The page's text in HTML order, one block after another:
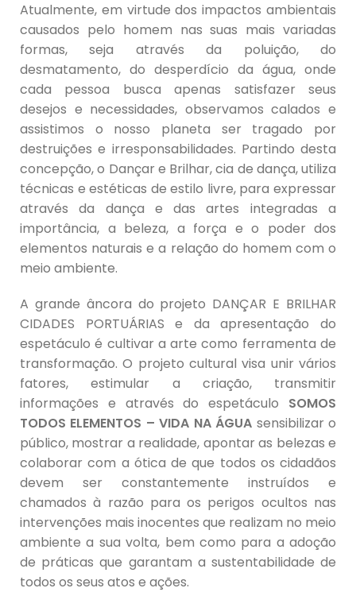
Atualmente, em virtude dos impactos ambientais
causados pelo homem nas suas mais variadas
formas, seja através da poluição, do
desmatamento, do desperdício da água, onde
cada pessoa busca apenas satisfazer seus
desejos e necessidades, observamos calados e
assistimos o nosso planeta ser tragado por
destruições e irresponsabilidades. Partindo desta
concepção, o Dançar e Brilhar, cia de dança, utiliza
técnicas e estéticas de estilo livre, para expressar
através da dança e das artes integradas a
importância, a beleza, a força e o poder dos
elementos naturais e a relação do homem com o
meio ambiente.
A grande âncora do projeto DANÇAR E BRILHAR
CIDADES PORTUÁRIAS e da apresentação do
espetáculo é cultivar a arte como ferramenta de
transformação. O projeto cultural visa unir vários
fatores, estimular a criação, transmitir
informações e através do espetáculo SOMOS
TODOS ELEMENTOS – VIDA NA ÁGUA sensibilizar o
público, mostrar a realidade, apontar as belezas e
colaborar com a ótica de que todos os cidadãos
devem ser constantemente instruídos e
chamados à razão para os perigos ocultos nas
intervenções mais inocentes que realizam no meio
ambiente a sua volta, bem como para a adoção
de práticas que garantam a sustentabilidade de
todos os seus atos e ações.